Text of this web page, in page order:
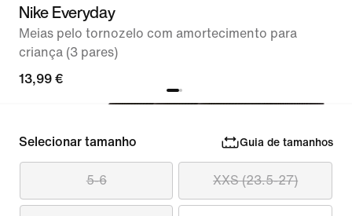
Nike Everyday
Meias pelo tornozelo com amortecimento para
criança (3 pares)
13,99 €
Selecionar tamanho Guia de tamanhos
5-6 XXS (23.5-27)